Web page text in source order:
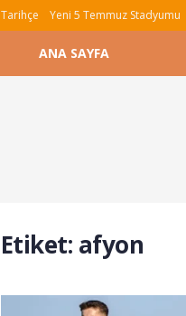
Tarihçe Yeni 5 Temmuz Stadyumu
ANA SAYFA
Etiket: afyon